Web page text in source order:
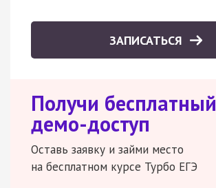
ЗАПИСАТЬСЯ
Получи бесплатный
демо-доступ
Оставь заявку и займи место
на бесплатном курсе Турбо ЕГЭ